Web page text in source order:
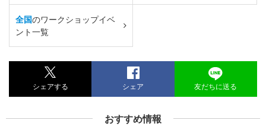
全国のワークショップイベ
ント一覧
シェアする シェア 友だちに送る
おすすめ情報